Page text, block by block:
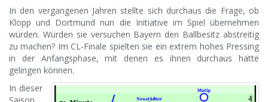
In den vergangenen Jahren stellte sich durchaus die Frage, ob
Klopp und Dortmund nun die Initiative im Spiel übernehmen
würden. Würden sie versuchen Bayern den Ballbesitz abstreitig
zu machen? Im CL-Finale spielten sie ein extrem hohes Pressing
in der Anfangsphase, mit denen es ihnen durchaus hätte
gelingen können.
In dieser